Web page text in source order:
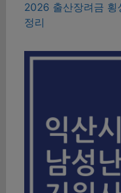
2026 출산장려금 횡
정리